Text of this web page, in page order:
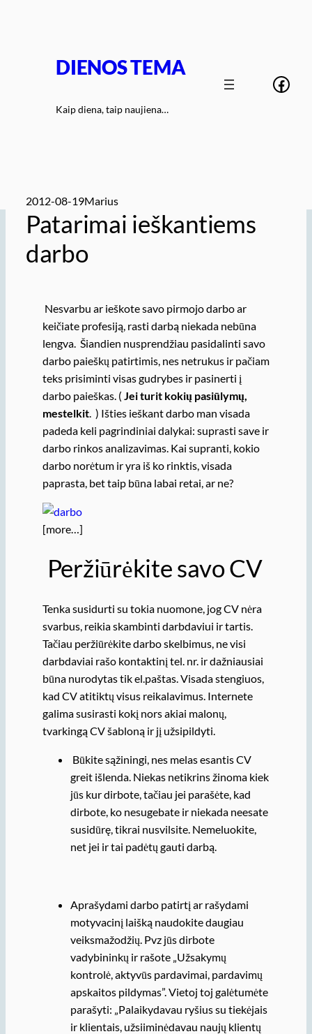
DIENOS TEMA
Kaip diena, taip naujiena…
2012-08-19Marius
Patarimai ieškantiems
darbo
Nesvarbu ar ieškote savo pirmojo darbo ar
keičiate profesiją, rasti darbą niekada nebūna
lengva. Šiandien nusprendžiau pasidalinti savo
darbo paieškų patirtimis, nes netrukus ir pačiam
teks prisiminti visas gudrybes ir pasinerti į
darbo paieškas. ( Jei turit kokių pasiūlymų,
mestelkit. ) Išties ieškant darbo man visada
padeda keli pagrindiniai dalykai: suprasti save ir
darbo rinkos analizavimas. Kai supranti, kokio
darbo norėtum ir yra iš ko rinktis, visada
paprasta, bet taip būna labai retai, ar ne?
[more…]
Peržiūrėkite savo CV
Tenka susidurti su tokia nuomone, jog CV nėra
svarbus, reikia skambinti darbdaviui ir tartis.
Tačiau peržiūrėkite darbo skelbimus, ne visi
darbdaviai rašo kontaktinį tel. nr. ir dažniausiai
būna nurodytas tik el.paštas. Visada stengiuos,
kad CV atitiktų visus reikalavimus. Internete
galima susirasti kokį nors akiai malonų,
tvarkingą CV šabloną ir jį užsipildyti.
Būkite sąžiningi, nes melas esantis CV
greit išlenda. Niekas netikrins žinoma kiek
jūs kur dirbote, tačiau jei parašėte, kad
dirbote, ko nesugebate ir niekada neesate
susidūrę, tikrai nusvilsite. Nemeluokite,
net jei ir tai padėtų gauti darbą.
Aprašydami darbo patirtį ar rašydami
motyvacinį laišką naudokite daugiau
veiksmažodžių. Pvz jūs dirbote
vadybininkų ir rašote „Užsakymų
kontrolė, aktyvūs pardavimai, pardavimų
apskaitos pildymas”. Vietoj toj galėtumėte
parašyti: „Palaikydavau ryšius su tiekėjais
ir klientais, užsiiminėdavau naujų klientų